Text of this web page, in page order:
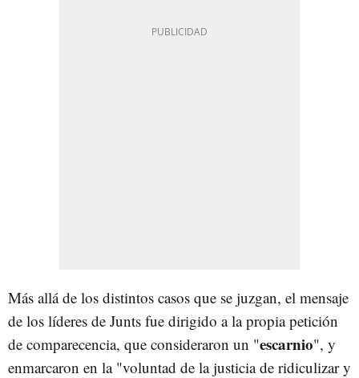
Más allá de los distintos casos que se juzgan, el mensaje
de los líderes de Junts fue dirigido a la propia petición
de comparecencia, que consideraron un "escarnio", y
enmarcaron en la "voluntad de la justicia de ridiculizar y